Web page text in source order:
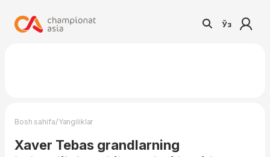
Ўз
Bosh sahifa/Yangiliklar
Xaver Tebas grandlarning